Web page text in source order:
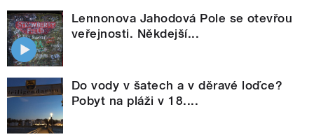
Lennonova Jahodová Pole se otevřou
veřejnosti. Někdejší...
Do vody v šatech a v děravé loďce?
Pobyt na pláži v 18....